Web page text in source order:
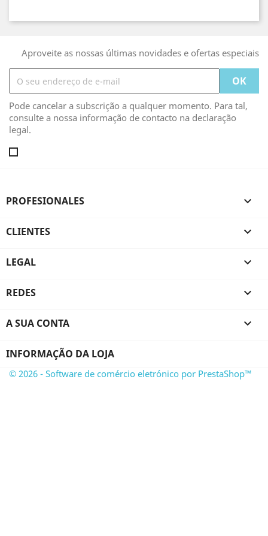
Aproveite as nossas últimas novidades e ofertas especiais
Pode cancelar a subscrição a qualquer momento. Para tal,
consulte a nossa informação de contacto na declaração
legal.
PROFESIONALES 
CLIENTES 
LEGAL 
REDES 
A SUA CONTA 
INFORMAÇÃO DA LOJA
© 2026 - Software de comércio eletrónico por PrestaShop™